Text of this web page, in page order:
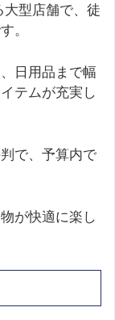
型店舗で、徒
。
日用品まで幅
テムが充実し
で、予算内で
が快適に楽し